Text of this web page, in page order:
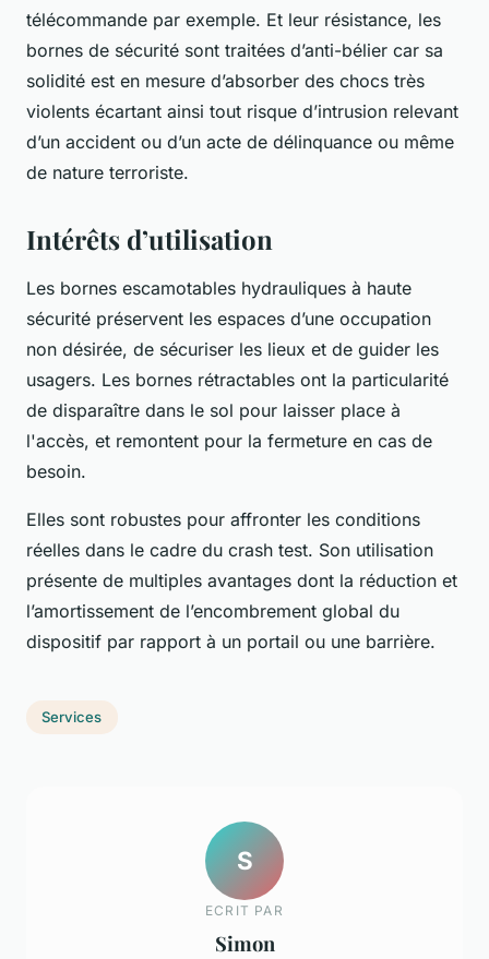
télécommande par exemple. Et leur résistance, les
bornes de sécurité sont traitées d’anti-bélier car sa
solidité est en mesure d’absorber des chocs très
violents écartant ainsi tout risque d’intrusion relevant
d’un accident ou d’un acte de délinquance ou même
de nature terroriste.
Intérêts d’utilisation
Les bornes escamotables hydrauliques à haute
sécurité préservent les espaces d’une occupation
non désirée, de sécuriser les lieux et de guider les
usagers. Les bornes rétractables ont la particularité
de disparaître dans le sol pour laisser place à
l'accès, et remontent pour la fermeture en cas de
besoin.
Elles sont robustes pour affronter les conditions
réelles dans le cadre du crash test. Son utilisation
présente de multiples avantages dont la réduction et
l’amortissement de l’encombrement global du
dispositif par rapport à un portail ou une barrière.
Services
S
ECRIT PAR
Simon